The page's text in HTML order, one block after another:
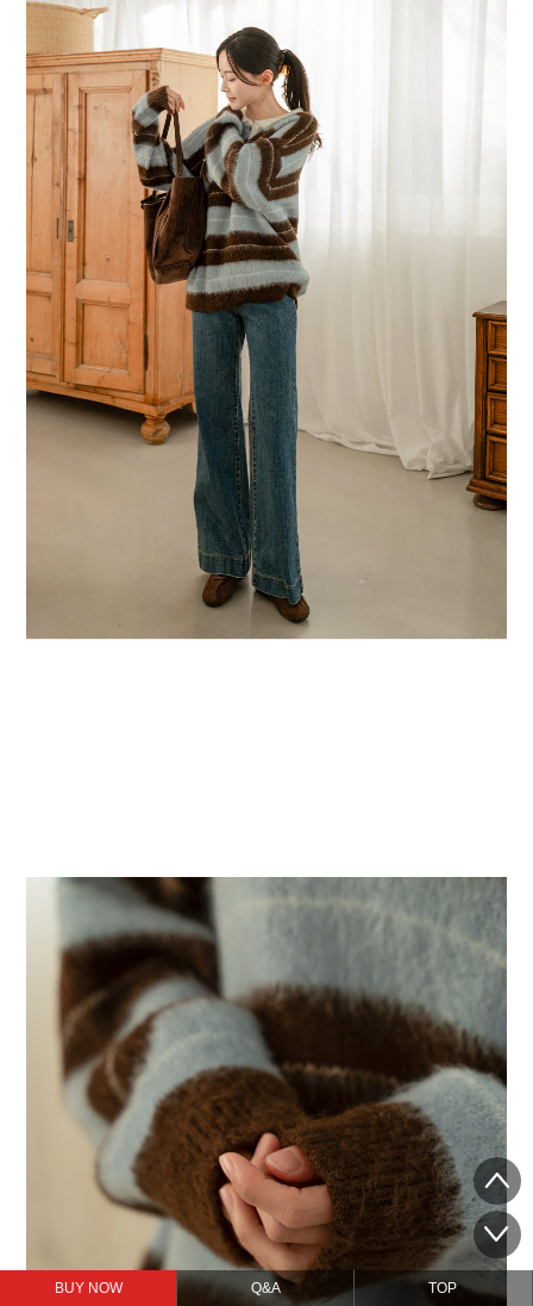
BUY NOW Q&A TOP